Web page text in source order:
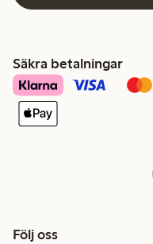
Säkra betalningar
Följ oss